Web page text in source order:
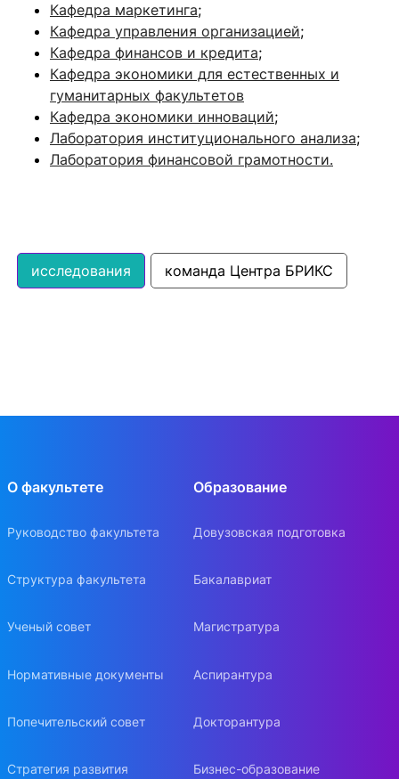
Кафедра маркетинга;
Кафедра управления организацией;
Кафедра финансов и кредита;
Кафедра экономики для естественных и
гуманитарных факультетов
Кафедра экономики инноваций;
Лаборатория институционального анализа;
Лаборатория финансовой грамотности.
исследования команда Центра БРИКС
О факультете
Руководство факультета
Структура факультета
Ученый совет
Нормативные документы
Попечительский совет
Стратегия развития
Образование
Довузовская подготовка
Бакалавриат
Магистратура
Аспирантура
Докторантура
Бизнес-образование